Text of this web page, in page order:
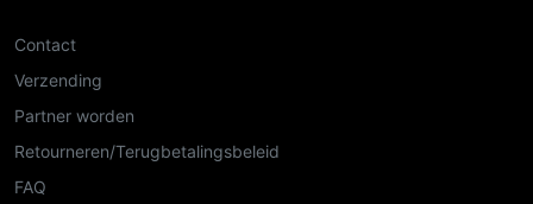
Contact
Verzending
Partner worden
Retourneren/Terugbetalingsbeleid
FAQ